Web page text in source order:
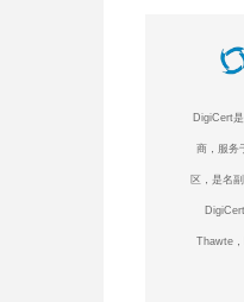
DigiCert
商，服务
区，是名
Thawte，